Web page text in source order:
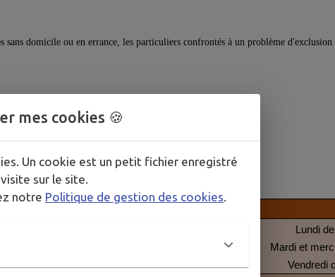
domicile ou en errance, les particuliers confrontés à un problème d'exclusion
05 49 78 30 72
Lundi
Mardi et
Vendredi
mes cookies 🍪
Un cookie est un petit fichier enregistré
sur le site.
notre Politique de gestion des cookies